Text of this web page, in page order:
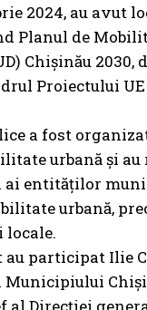
2024, au avut
Planul de
Chișinău 2030,
Proiectului
a fost
urbană și
ai entităților
urbană,
locale.
participat Ilie
al Direcției